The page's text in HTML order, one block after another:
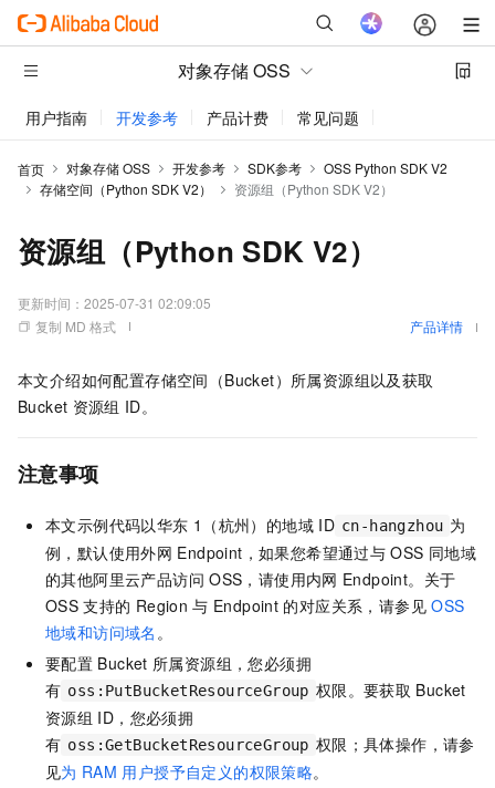
对象存储 OSS
用户指南 开发参考 产品计费 常见问题
首页 对象存储 OSS 开发参考 SDK参考
OSS Python SDK V2
存储空间（Python SDK V2）
资源组（Python SDK V2）
资源组（Python SDK V2）
更新时间： 2025-07-31 02:09:05
复制 MD 格式
产品详情
本文介绍如何配置存储空间（Bucket）所属资源组以及获取
Bucket 资源组 ID。
注意事项
本文示例代码以华东 1（杭州）的地域 ID cn-hangzhou 为
例，默认使用外网 Endpoint，如果您希望通过与 OSS 同地域
的其他阿里云产品访问 OSS，请使用内网 Endpoint。关于
OSS 支持的 Region 与 Endpoint 的对应关系，请参见 OSS
地域和访问域名 。
要配置 Bucket 所属资源组，您必须拥
有 oss:PutBucketResourceGroup 权限。要获取 Bucket
资源组 ID，您必须拥
有 oss:GetBucketResourceGroup 权限；具体操作，请参
见为 RAM 用户授予自定义的权限策略。